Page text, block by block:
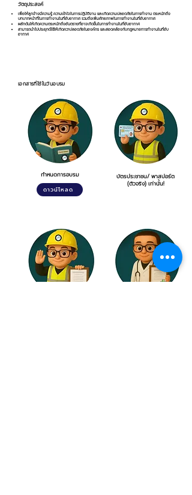
วัตถุประสงค์
เพื่อให้ลูกจ้างมีความรู้ ความเข้าใจในการปฏิบัติงาน และเกิดความปลอดภัยในการทำงาน ตระหนักถึง
บทบาทหน้าที่ในการทำงานในที่อับอากาศ รวมถึงเพิ่มศักยภาพในการทำงานในที่อับอากาศ
ผลักดันให้เกิดความตระหนักถึงอันตรายที่อาจเกิดขึ้นในการทำงานในที่อับอากาศ
สามารถนำไปประยุกต์ใช้ให้เกิดควาปลอดภัยในองค์กร และสอดคล้องกับกฎหมายการทำงานในที่อับ
อากาศ
เอกสารที่ใช้ในวันอบรม
กำหนดการอบรม
ดาวน์โหลด
บัตรประชาชน/ พาสปอร์ต
(ตัวจริง) เท่านั้น!